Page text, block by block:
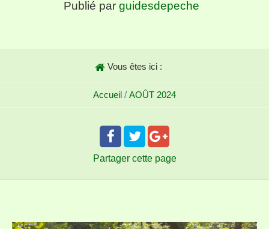
Publié par guidesdepeche
Vous êtes ici :
Accueil / AOÛT 2024
Partager cette page